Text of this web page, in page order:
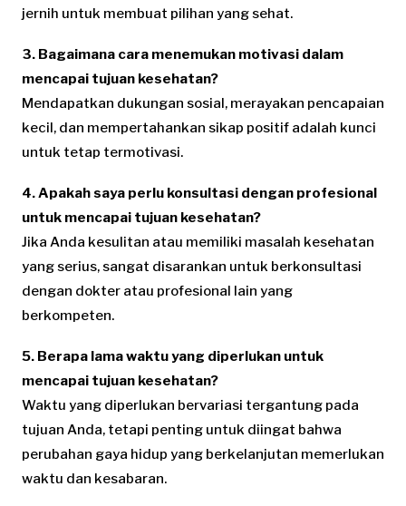
jernih untuk membuat pilihan yang sehat.
3. Bagaimana cara menemukan motivasi dalam
mencapai tujuan kesehatan?
Mendapatkan dukungan sosial, merayakan pencapaian
kecil, dan mempertahankan sikap positif adalah kunci
untuk tetap termotivasi.
4. Apakah saya perlu konsultasi dengan profesional
untuk mencapai tujuan kesehatan?
Jika Anda kesulitan atau memiliki masalah kesehatan
yang serius, sangat disarankan untuk berkonsultasi
dengan dokter atau profesional lain yang
berkompeten.
5. Berapa lama waktu yang diperlukan untuk
mencapai tujuan kesehatan?
Waktu yang diperlukan bervariasi tergantung pada
tujuan Anda, tetapi penting untuk diingat bahwa
perubahan gaya hidup yang berkelanjutan memerlukan
waktu dan kesabaran.